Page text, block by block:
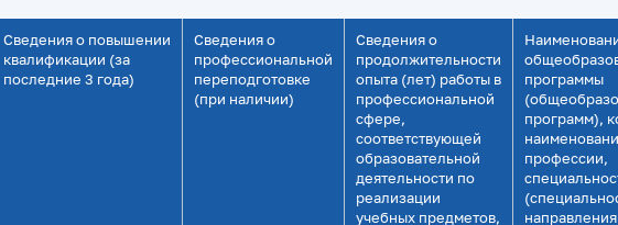
Сведения о повышении
квалификации (за
последние 3 года)
Сведения о
профессиональной
переподготовке
(при наличии)
Сведения о
продолжительности
опыта (лет) работы в
профессиональной
сфере,
соответствующей
образовательной
деятельности по
реализации
учебных предметов,
программы
программ),
профессии,
направления